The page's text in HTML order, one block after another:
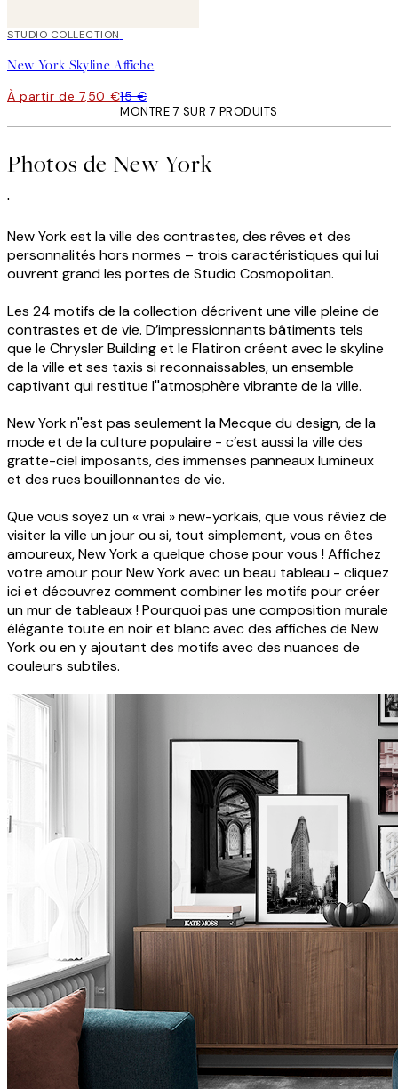
50%*
STUDIO COLLECTION
New York Skyline Affiche
À partir de 7,50 €15 €
MONTRE 7 SUR 7 PRODUITS
Photos de New York
'
New York est la ville des contrastes, des rêves et des
personnalités hors normes – trois caractéristiques qui lui
ouvrent grand les portes de Studio Cosmopolitan.
Les 24 motifs de la collection décrivent une ville pleine de
contrastes et de vie. D’impressionnants bâtiments tels
que le Chrysler Building et le Flatiron créent avec le skyline
de la ville et ses taxis si reconnaissables, un ensemble
captivant qui restitue l''atmosphère vibrante de la ville.
New York n''est pas seulement la Mecque du design, de la
mode et de la culture populaire - c’est aussi la ville des
gratte-ciel imposants, des immenses panneaux lumineux
et des rues bouillonnantes de vie.
Que vous soyez un « vrai » new-yorkais, que vous rêviez de
visiter la ville un jour ou si, tout simplement, vous en êtes
amoureux, New York a quelque chose pour vous ! Affichez
votre amour pour New York avec un beau tableau - cliquez
ici et découvrez comment combiner les motifs pour créer
un mur de tableaux ! Pourquoi pas une composition murale
élégante toute en noir et blanc avec des affiches de New
York ou en y ajoutant des motifs avec des nuances de
couleurs subtiles.